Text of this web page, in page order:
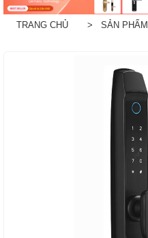
TRANG CHỦ > SẢN PHẨM